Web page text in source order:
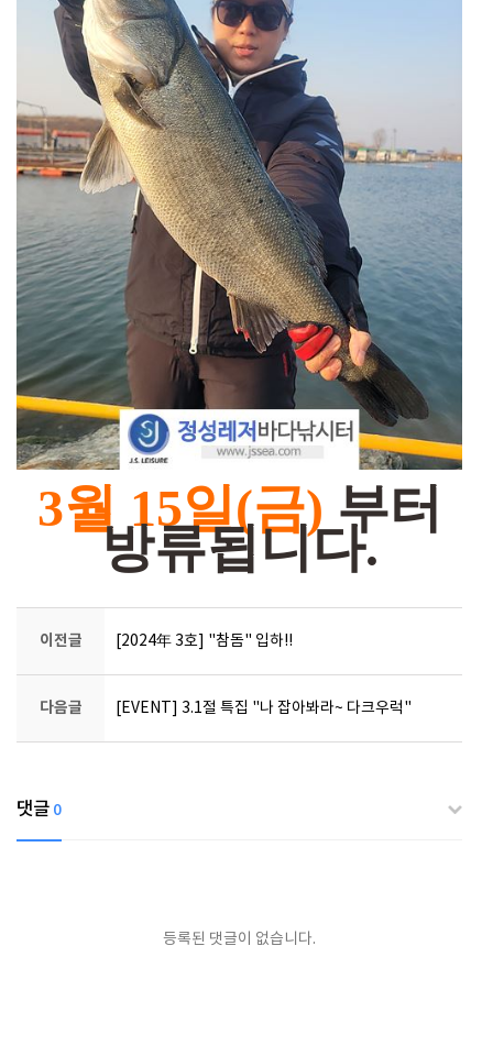
3월 15일(금) 부터
방류됩니다.
이전글 [2024年 3호] "참돔" 입하!!
다음글 [EVENT] 3.1절 특집 "나 잡아봐라~ 다크우럭"
댓글 0
등록된 댓글이 없습니다.